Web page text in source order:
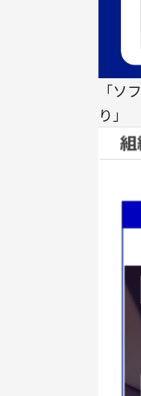
「ソ
り」